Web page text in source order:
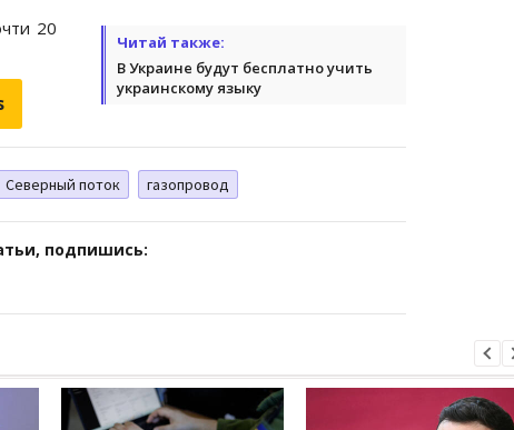
Читай также:
В Украине будут бесплатно учить
украинскому языку
20
Северный поток газопровод
подпишись: